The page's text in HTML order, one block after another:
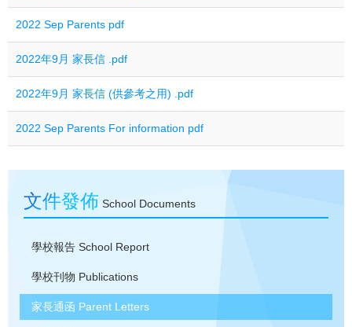
2022 Sep Parents pdf
2022年9月 家長信 .pdf
2022年9月 家長信 (供參考之用) .pdf
2022 Sep Parents For information pdf
文件發佈 School Documents
學校報告 School Report
學校刊物 Publications
家長通函 Parent Letters